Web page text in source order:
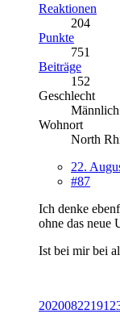
Reaktionen
204
Punkte
751
Beiträge
152
Geschlecht
Männlich
Wohnort
North
22.
#87
Ich denke
ohne das neue
Ist bei mir bei